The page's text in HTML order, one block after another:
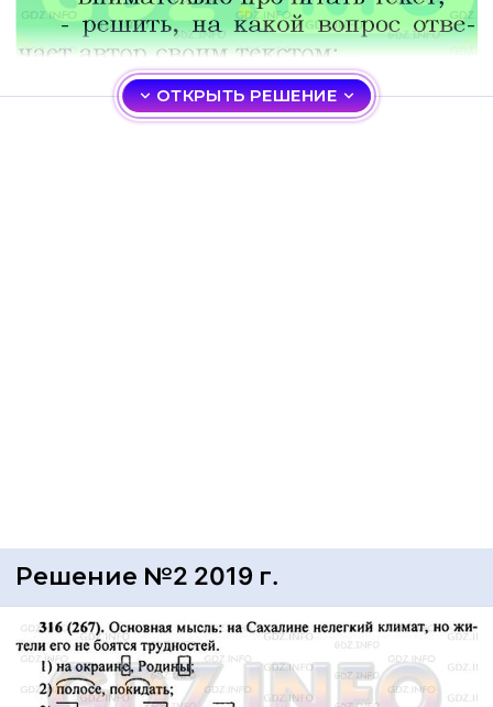
ОТКРЫТЬ РЕШЕНИЕ
Решение №2 2019 г.